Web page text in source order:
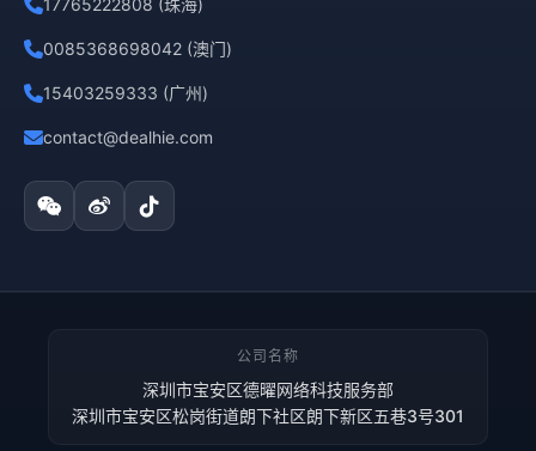
17765222808 (珠海)
0085368698042 (澳门)
15403259333 (广州)
contact@dealhie.com
公司名称
深圳市宝安区德曜网络科技服务部
深圳市宝安区松岗街道朗下社区朗下新区五巷3号301